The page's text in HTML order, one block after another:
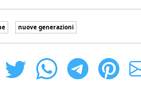
nuove generazioni